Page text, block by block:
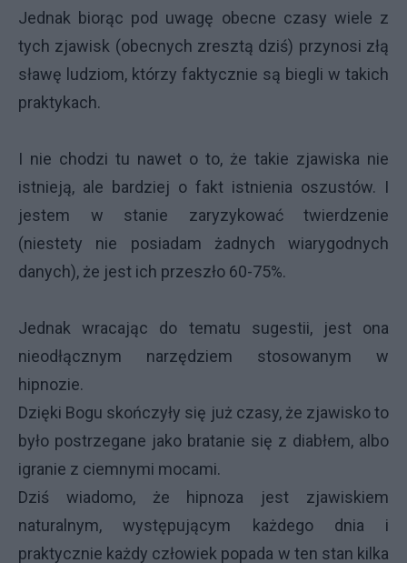
Jednak biorąc pod uwagę obecne czasy wiele z
tych zjawisk (obecnych zresztą dziś) przynosi złą
sławę ludziom, którzy faktycznie są biegli w takich
praktykach.
I nie chodzi tu nawet o to, że takie zjawiska nie
istnieją, ale bardziej o fakt istnienia oszustów. I
jestem w stanie zaryzykować twierdzenie
(niestety nie posiadam żadnych wiarygodnych
danych), że jest ich przeszło 60-75%.
Jednak wracając do tematu sugestii, jest ona
nieodłącznym narzędziem stosowanym w
hipnozie.
Dzięki Bogu skończyły się już czasy, że zjawisko to
było postrzegane jako bratanie się z diabłem, albo
igranie z ciemnymi mocami.
Dziś wiadomo, że hipnoza jest zjawiskiem
naturalnym, występującym każdego dnia i
praktycznie każdy człowiek popada w ten stan kilka